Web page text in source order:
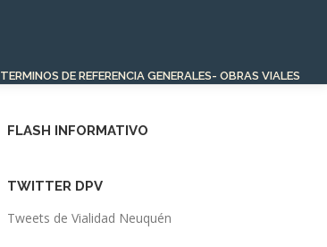
TERMINOS DE REFERENCIA GENERALES- OBRAS VIALES
FLASH INFORMATIVO
TWITTER DPV
Tweets de Vialidad Neuquén